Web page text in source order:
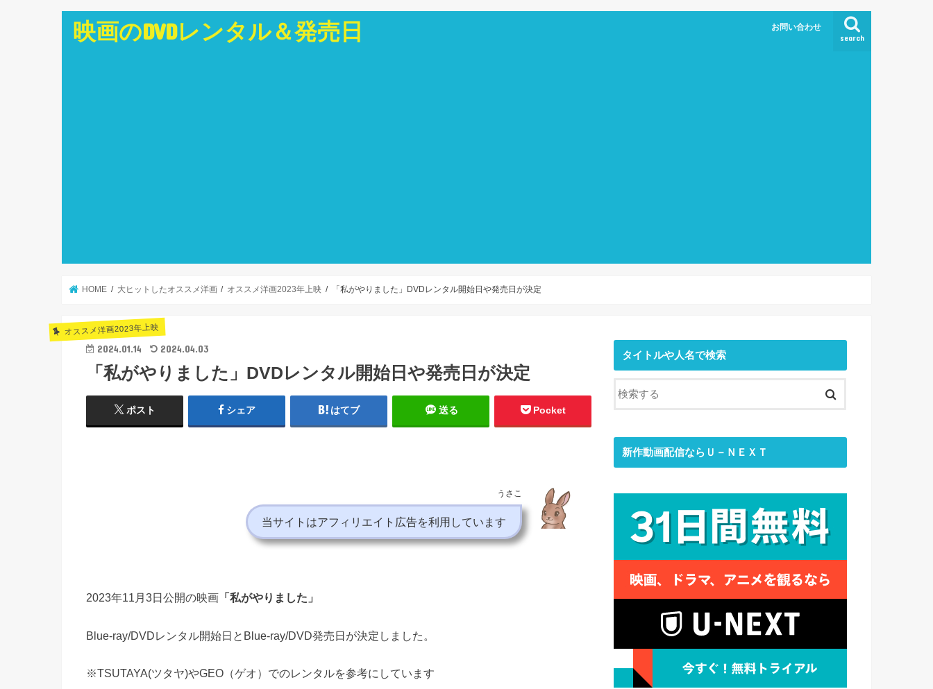
映画のDVDレンタル＆発売日 search
お問い合わせ
HOME 大ヒットしたオススメ洋画 オススメ洋画2023年上映 「私がやりました」DVDレンタル開始日や発売日が決定
オススメ洋画2023年上映
2024.01.14 2024.04.03
「私がやりました」DVDレンタル開始日や発売日が決定
ポスト シェア はてブ 送る Pocket
うさこ
当サイトはアフィリエイト広告を利用しています
2023年11月3日公開の映画 「私がやりました」
Blue-ray/DVDレンタル開始日とBlue-ray/DVD発売日が決定しました。
※TSUTAYA(ツタヤ)やGEO（ゲオ）でのレンタルを参考にしています
タイトルや人名で検索
新作動画配信ならＵ－ＮＥＸＴ